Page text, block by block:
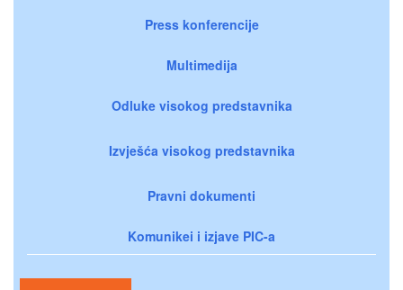
Press konferencije
Multimedija
Odluke visokog predstavnika
Izvješća visokog predstavnika
Pravni dokumenti
Komunikei i izjave PIC-a